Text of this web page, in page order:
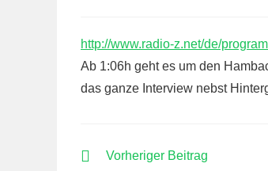
http://www.radio-z.net/de/
Ab 1:06h geht es um den
das ganze Interview nebst
WEITEREVorheriger Beitrag